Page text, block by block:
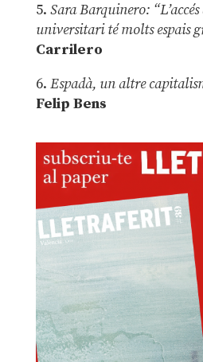
5. Sara Barquinero:
universitari té molts espais
Carrilero
6. Espadà, un altre
Felip Bens